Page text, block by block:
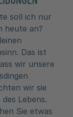
soll ich nur
heute an?
Das ist
wir unsere
wir sie
Lebens.
Sie etwas